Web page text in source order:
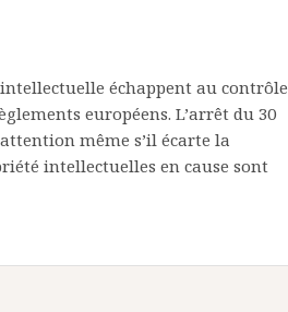
échappent au contrôle
européens. L’arrêt du 30
même s’il écarte la
intellectuelles en cause sont